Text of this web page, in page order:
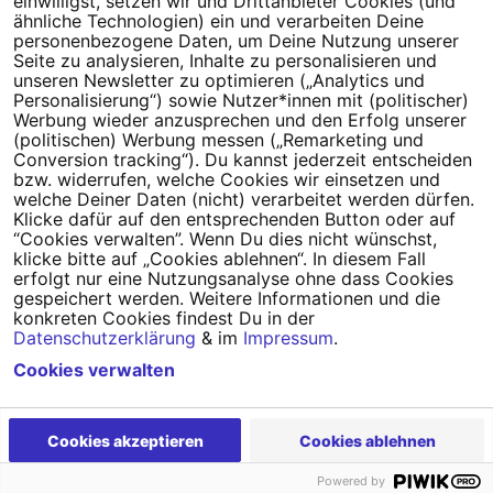
Tipps für deine Petition
Darum WeAct
Partnerprogramm
Erfolgreiche Petitionen
FAQs
Nutzungsbedingungen
Datenschutz
Impressum
Cookie-Einstellungen
Powered byCampact
ähnliche Technologien) ein und verarbeiten Deine
personenbezogene Daten, um Deine Nutzung unserer
Seite zu analysieren, Inhalte zu personalisieren und
unseren Newsletter zu optimieren („Analytics und
Personalisierung“) sowie Nutzer*innen mit (politischer)
Werbung wieder anzusprechen und den Erfolg unserer
(politischen) Werbung messen („Remarketing und
Conversion tracking“). Du kannst jederzeit entscheiden
bzw. widerrufen, welche Cookies wir einsetzen und
welche Deiner Daten (nicht) verarbeitet werden dürfen.
Klicke dafür auf den entsprechenden Button oder auf
“Cookies verwalten”. Wenn Du dies nicht wünschst,
klicke bitte auf „Cookies ablehnen“. In diesem Fall
erfolgt nur eine Nutzungsanalyse ohne dass Cookies
gespeichert werden. Weitere Informationen und die
konkreten Cookies findest Du in der
Datenschutzerklärung & im Impressum.
Cookies akzeptieren Cookies ablehnen
Cookies verwalten
Powered by